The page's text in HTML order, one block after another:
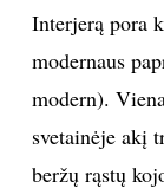
Interjerą pora
modernaus
modern).
svetainėje akį
beržų rąstų